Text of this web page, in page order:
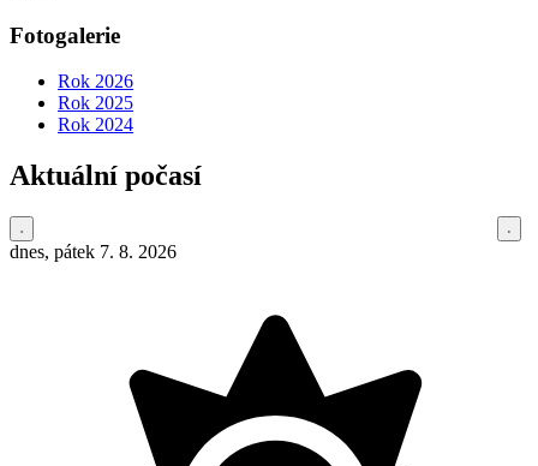
Fotogalerie
Rok 2026
Rok 2025
Rok 2024
Aktuální počasí
dnes, pátek 7. 8. 2026